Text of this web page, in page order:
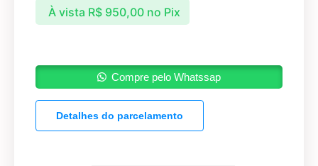
À vista R$950,00 no Pix
Compre pelo Whatssap
Detalhes do parcelamento